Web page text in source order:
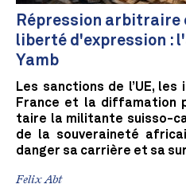
Répression arbitraire
liberté d'expression :
Yamb
Les sanctions de l’UE,
France et la diffamation
taire la militante suisso-
de la souveraineté
danger sa carrière et sa
Felix Abt